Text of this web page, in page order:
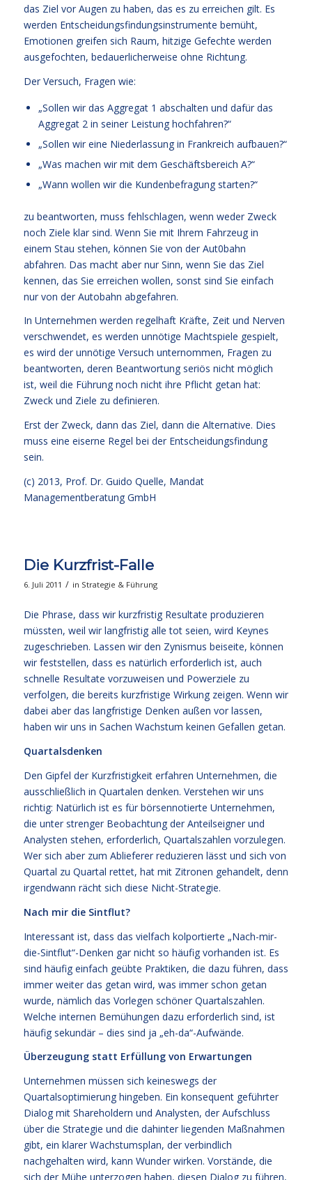
das Ziel vor Augen zu haben, das es zu erreichen gilt. Es
werden Entscheidungsfindungsinstrumente bemüht,
Emotionen greifen sich Raum, hitzige Gefechte werden
ausgefochten, bedauerlicherweise ohne Richtung.
Der Versuch, Fragen wie:
„Sollen wir das Aggregat 1 abschalten und dafür das
Aggregat 2 in seiner Leistung hochfahren?“
„Sollen wir eine Niederlassung in Frankreich aufbauen?“
„Was machen wir mit dem Geschäftsbereich A?“
„Wann wollen wir die Kundenbefragung starten?“
zu beantworten, muss fehlschlagen, wenn weder Zweck
noch Ziele klar sind. Wenn Sie mit Ihrem Fahrzeug in
einem Stau stehen, können Sie von der Aut0bahn
abfahren. Das macht aber nur Sinn, wenn Sie das Ziel
kennen, das Sie erreichen wollen, sonst sind Sie einfach
nur von der Autobahn abgefahren.
In Unternehmen werden regelhaft Kräfte, Zeit und Nerven
verschwendet, es werden unnötige Machtspiele gespielt,
es wird der unnötige Versuch unternommen, Fragen zu
beantworten, deren Beantwortung seriös nicht möglich
ist, weil die Führung noch nicht ihre Pflicht getan hat:
Zweck und Ziele zu definieren.
Erst der Zweck, dann das Ziel, dann die Alternative. Dies
muss eine eiserne Regel bei der Entscheidungsfindung
sein.
(c) 2013, Prof. Dr. Guido Quelle, Mandat
Managementberatung GmbH
Die Kurzfrist-Falle
6. Juli 2011 / in Strategie & Führung
Die Phrase, dass wir kurzfristig Resultate produzieren
müssten, weil wir langfristig alle tot seien, wird Keynes
zugeschrieben. Lassen wir den Zynismus beiseite, können
wir feststellen, dass es natürlich erforderlich ist, auch
schnelle Resultate vorzuweisen und Powerziele zu
verfolgen, die bereits kurzfristige Wirkung zeigen. Wenn wir
dabei aber das langfristige Denken außen vor lassen,
haben wir uns in Sachen Wachstum keinen Gefallen getan.
Quartalsdenken
Den Gipfel der Kurzfristigkeit erfahren Unternehmen, die
ausschließlich in Quartalen denken. Verstehen wir uns
richtig: Natürlich ist es für börsennotierte Unternehmen,
die unter strenger Beobachtung der Anteilseigner und
Analysten stehen, erforderlich, Quartalszahlen vorzulegen.
Wer sich aber zum Ablieferer reduzieren lässt und sich von
Quartal zu Quartal rettet, hat mit Zitronen gehandelt, denn
irgendwann rächt sich diese Nicht-Strategie.
Nach mir die Sintflut?
Interessant ist, dass das vielfach kolportierte „Nach-mir-
die-Sintflut“-Denken gar nicht so häufig vorhanden ist. Es
sind häufig einfach geübte Praktiken, die dazu führen, dass
immer weiter das getan wird, was immer schon getan
wurde, nämlich das Vorlegen schöner Quartalszahlen.
Welche internen Bemühungen dazu erforderlich sind, ist
häufig sekundär – dies sind ja „eh-da“-Aufwände.
Überzeugung statt Erfüllung von Erwartungen
Unternehmen müssen sich keineswegs der
Quartalsoptimierung hingeben. Ein konsequent geführter
Dialog mit Shareholdern und Analysten, der Aufschluss
über die Strategie und die dahinter liegenden Maßnahmen
gibt, ein klarer Wachstumsplan, der verbindlich
nachgehalten wird, kann Wunder wirken. Vorstände, die
sich der Mühe unterzogen haben, diesen Dialog zu führen,